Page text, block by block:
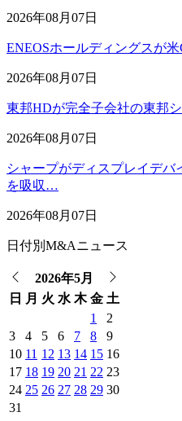
2026年08月07日
ENEOSホールディングスが
2026年08月07日
東邦HDが完全子会社の東邦
2026年08月07日
シャープがディスプレイデバ
を吸収…
2026年08月07日
日付別M&Aニュース
2026年5月
日
月 火 水 木 金 土
1
2
3
4 5 6 7 8
9
10 11 12 13 14 15 16
17 18 19 20 21 22 23
24 25 26 27 28 29 30
31